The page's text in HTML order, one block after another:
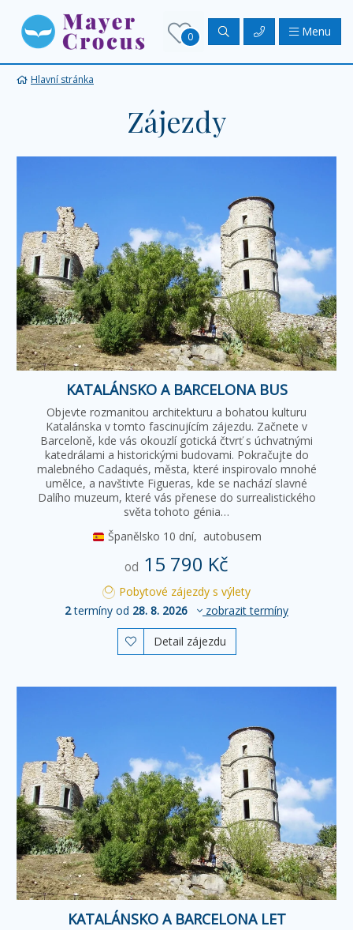
0 Menu
Hlavní stránka
Zájezdy
KATALÁNSKO A BARCELONA BUS
Objevte rozmanitou architekturu a bohatou kulturu
Katalánska v tomto fascinujícím zájezdu. Začnete v
Barceloně, kde vás okouzlí gotická čtvrť s úchvatnými
katedrálami a historickými budovami. Pokračujte do
malebného Cadaqués, města, které inspirovalo mnohé
umělce, a navštivte Figueras, kde se nachází slavné
Dalího muzeum, které vás přenese do surrealistického
světa tohoto génia…
Španělsko 10 dní, autobusem
od 15 790 Kč
Pobytové zájezdy s výlety
2termíny od 28. 8. 2026 zobrazit termíny
 Detail zájezdu
KATALÁNSKO A BARCELONA LET